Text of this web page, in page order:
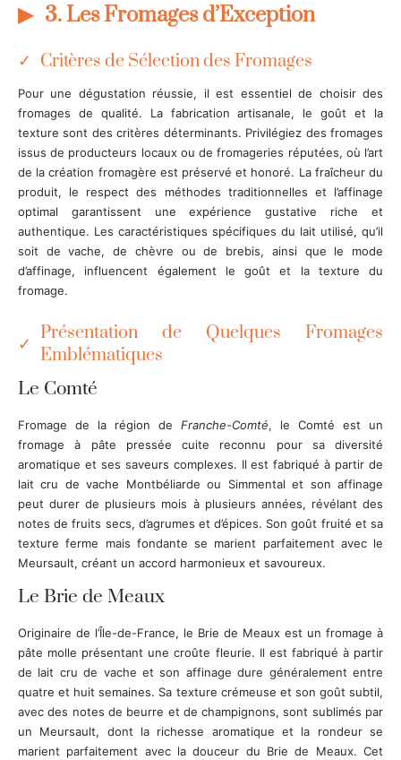
3. Les Fromages d’Exception
Critères de Sélection des Fromages
Pour une dégustation réussie, il est essentiel de choisir des
fromages de qualité. La fabrication artisanale, le goût et la
texture sont des critères déterminants. Privilégiez des fromages
issus de producteurs locaux ou de fromageries réputées, où l’art
de la création fromagère est préservé et honoré. La fraîcheur du
produit, le respect des méthodes traditionnelles et l’affinage
optimal garantissent une expérience gustative riche et
authentique. Les caractéristiques spécifiques du lait utilisé, qu’il
soit de vache, de chèvre ou de brebis, ainsi que le mode
d’affinage, influencent également le goût et la texture du
fromage.
Présentation de Quelques Fromages
Emblématiques
Le Comté
Fromage de la région de Franche-Comté, le Comté est un
fromage à pâte pressée cuite reconnu pour sa diversité
aromatique et ses saveurs complexes. Il est fabriqué à partir de
lait cru de vache Montbéliarde ou Simmental et son affinage
peut durer de plusieurs mois à plusieurs années, révélant des
notes de fruits secs, d’agrumes et d’épices. Son goût fruité et sa
texture ferme mais fondante se marient parfaitement avec le
Meursault, créant un accord harmonieux et savoureux.
Le Brie de Meaux
Originaire de l’Île-de-France, le Brie de Meaux est un fromage à
pâte molle présentant une croûte fleurie. Il est fabriqué à partir
de lait cru de vache et son affinage dure généralement entre
quatre et huit semaines. Sa texture crémeuse et son goût subtil,
avec des notes de beurre et de champignons, sont sublimés par
un Meursault, dont la richesse aromatique et la rondeur se
marient parfaitement avec la douceur du Brie de Meaux. Cet